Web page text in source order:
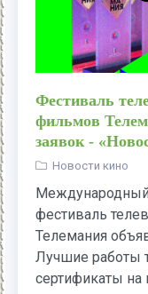
Фестиваль
фильмов
заявок -
Новости кино
фестиваль
Телемания
Лучшие работы
сертификаты на